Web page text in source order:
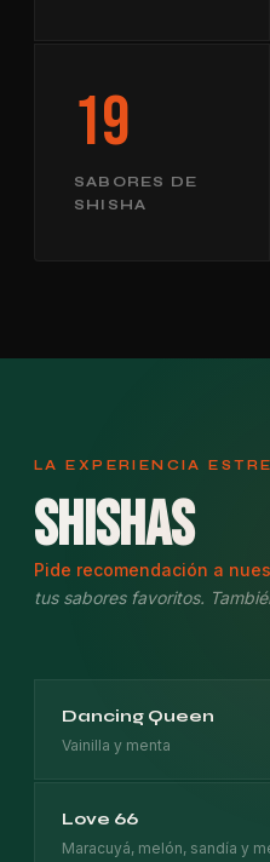
19
SABORES DE
SHISHA
LA EXPERIENCIA
Shishas
Pide recomendación a
tus sabores favoritos.
Dancing Queen
Vainilla y menta
Love 66
Maracuyá, melón, sandía y